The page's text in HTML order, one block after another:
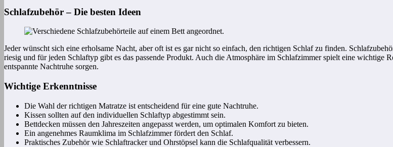
Schlafzubehör – Die besten Ideen
Jeder wünscht sich eine erholsame Nacht, aber oft ist es gar nicht so einfach, den richtigen Schlaf zu finden.
riesig und für jeden Schlaftyp gibt es das passende Produkt. Auch die Atmosphäre im Schlafzimmer spielt eine
entspannte Nachtruhe sorgen.
Wichtige Erkenntnisse
Die Wahl der richtigen Matratze ist entscheidend für eine gute Nachtruhe.
Kissen sollten auf den individuellen Schlaftyp abgestimmt sein.
Bettdecken müssen den Jahreszeiten angepasst werden, um optimalen Komfort zu bieten.
Ein angenehmes Raumklima im Schlafzimmer fördert den Schlaf.
Praktisches Zubehör wie Schlaftracker und Ohrstöpsel kann die Schlafqualität verbessern.